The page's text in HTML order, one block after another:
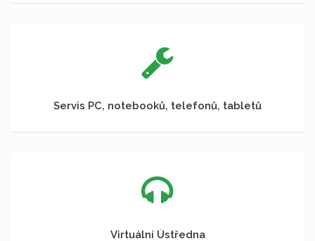
Servis PC, notebooků, telefonů, tabletů
Virtuální Ústředna